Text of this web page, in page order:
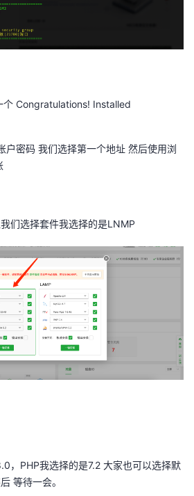
个 Congratulations! Installed
户密码 我们选择第一个地址 然后使用浏
们选择套件我选择的是LNMP
，PHP我选择的是7.2 大家也可以选择默
等待一会。